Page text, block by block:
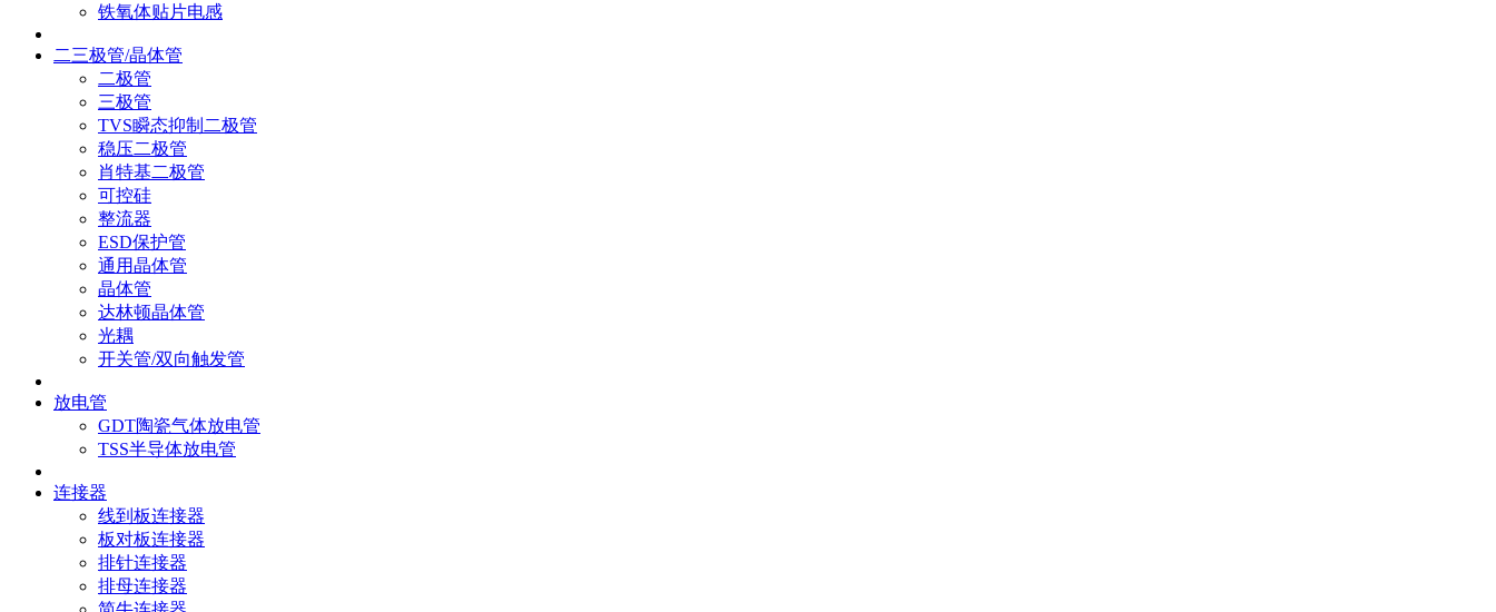
铁氧体贴片电感
二三极管/晶体管
二极管
三极管
TVS瞬态抑制二极管
稳压二极管
肖特基二极管
可控硅
整流器
ESD保护管
通用晶体管
晶体管
达林顿晶体管
光耦
开关管/双向触发管
放电管
GDT陶瓷气体放电管
TSS半导体放电管
连接器
线到板连接器
板对板连接器
排针连接器
排母连接器